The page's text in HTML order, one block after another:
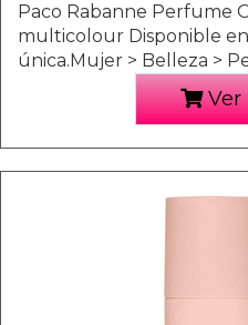
Paco Rabanne Perfume
multicolour Disponible
única.Mujer > Belleza >
Ver